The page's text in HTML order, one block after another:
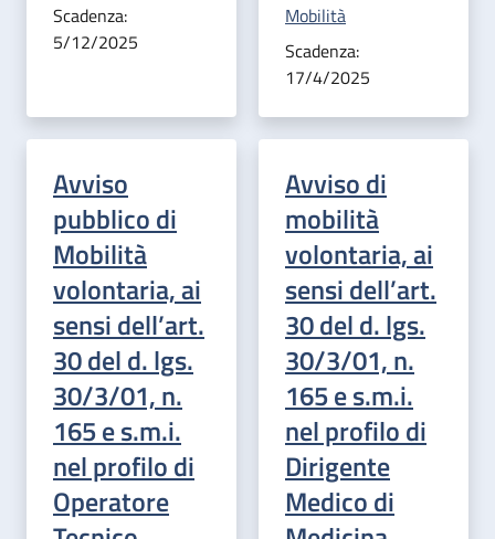
Scadenza:
5/12/2025
Categoria correlata:
Mobilità
Scadenza:
17/4/2025
Avviso
pubblico di
Mobilità
volontaria, ai
sensi dell’art.
30 del d. lgs.
30/3/01, n.
165 e s.m.i.
nel profilo di
Operatore
Avviso di
mobilità
volontaria, ai
sensi dell’art.
30 del d. lgs.
30/3/01, n.
165 e s.m.i.
nel profilo di
Dirigente
Medico di